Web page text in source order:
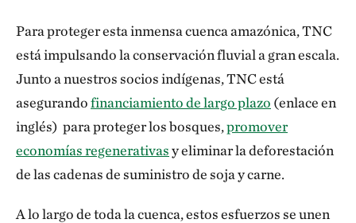
Para proteger esta inmensa cuenca amazónica, TNC
está impulsando la conservación fluvial a gran escala.
Junto a nuestros socios indígenas, TNC está
asegurandofinanciamiento de largo plazo (enlace en
inglés) para proteger los bosques,promover
economías regenerativasy eliminar la deforestación
de las cadenas de suministro de soja y carne.
A lo largo de toda la cuenca, estos esfuerzos se unen